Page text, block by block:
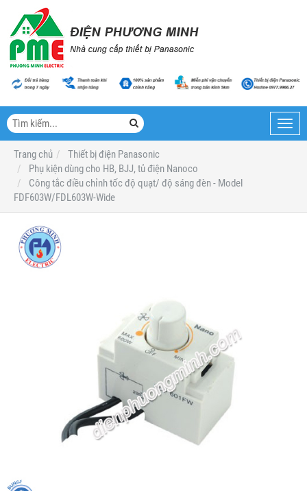
Trang chủ
Thiết bị điện Panasonic
Phụ kiện dùng cho HB, BJJ, tủ điện Nanoco
Công tắc điều chỉnh tốc độ quạt/ độ sáng đèn - Model
FDF603W/FDL603W-Wide